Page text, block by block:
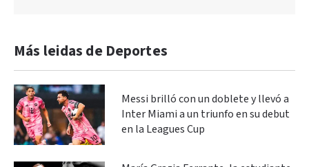
Más leidas de Deportes
Messi brilló con un doblete y llevó a
Inter Miami a un triunfo en su debut
en la Leagues Cup